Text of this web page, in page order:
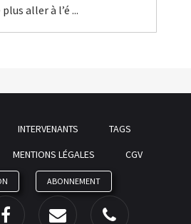
aller à l’é ...
INTERVENANTS
TAGS
MENTIONS LÉGALES CGV
ABONNEMENT